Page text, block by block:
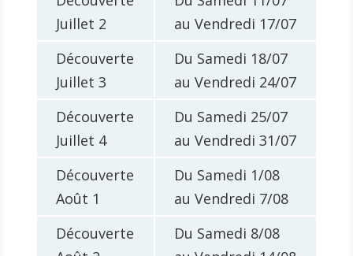
Juillet 2
au Vendredi 17/07
Découverte
Juillet 3
Du Samedi 18/07
au Vendredi 24/07
Découverte
Juillet 4
Du Samedi 25/07
au Vendredi 31/07
Découverte
Août 1
Du Samedi 1/08
au Vendredi 7/08
Découverte
Du Samedi 8/08